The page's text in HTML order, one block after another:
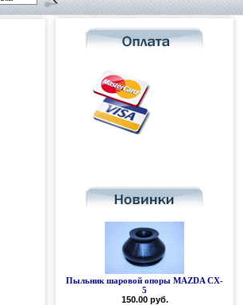
Пыльник шаровой опоры MAZDA CX-
5
150.00 руб.